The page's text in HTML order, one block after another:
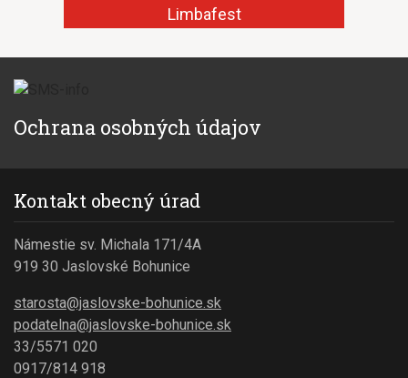
Limbafest
Ochrana osobných údajov
Kontakt obecný úrad
Námestie sv. Michala 171/4A
919 30 Jaslovské Bohunice
starosta@jaslovske-bohunice.sk
podatelna@jaslovske-bohunice.sk
33/5571 020
0917/814 918